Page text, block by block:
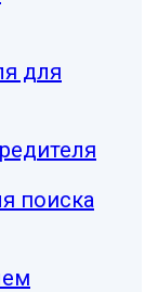
для
поиска